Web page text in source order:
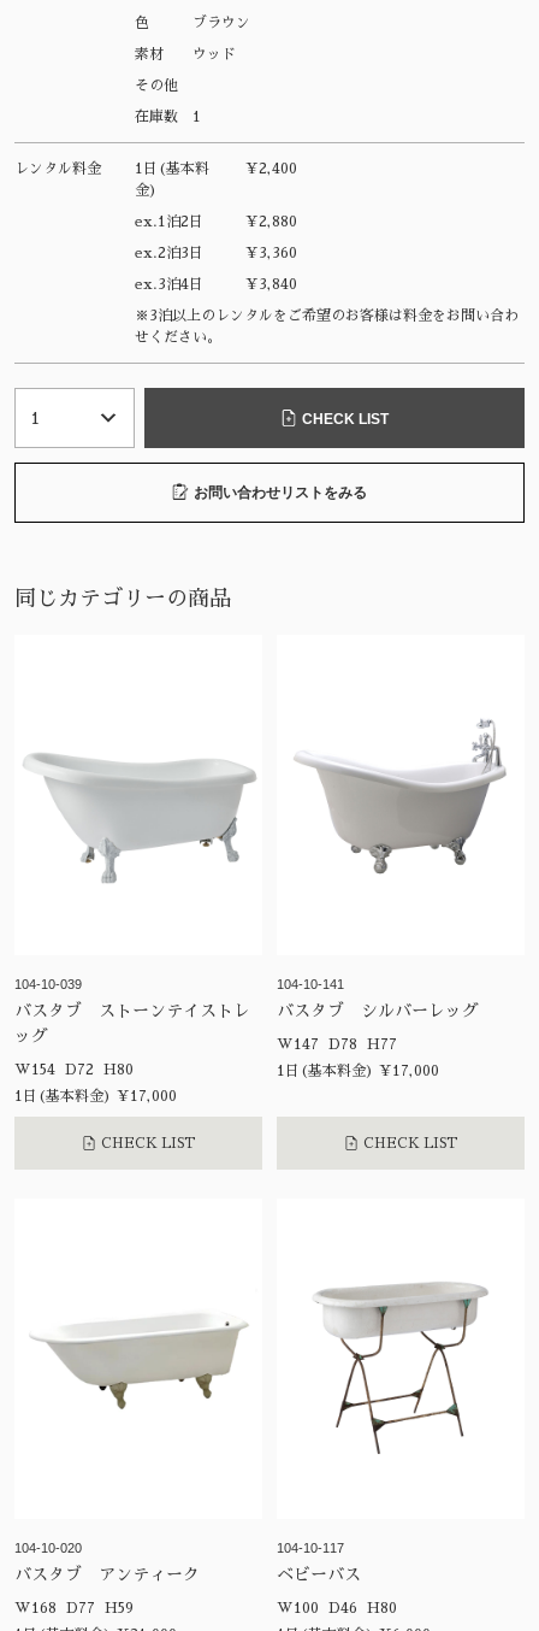
色 ブラウン
素材 ウッド
その他
在庫数 1
レンタル料金
1日(基本料
金)
¥2,400
ex.1泊2日 ¥2,880
ex.2泊3日 ¥3,360
ex.3泊4日 ¥3,840
※3泊以上のレンタルをご希望のお客様は料金をお問い合わ
せください。
CHECK LIST
お問い合わせリストをみる
同じカテゴリーの商品
104-10-039
バスタブ ストーンテイストレ
ッグ
W154 D72 H80
1日(基本料金) ¥17,000
CHECK LIST
104-10-141
バスタブ シルバーレッグ
W147 D78 H77
1日(基本料金) ¥17,000
CHECK LIST
104-10-020
バスタブ アンティーク
W168 D77 H59
104-10-117
ベビーバス
W100 D46 H80